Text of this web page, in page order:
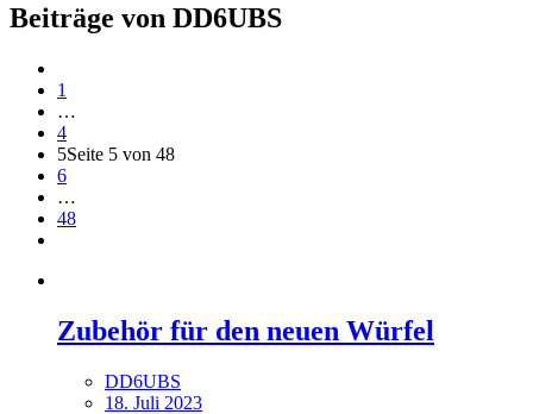
Beiträge von DD6UBS
1
…
4
5Seite 5 von 48
6
…
48
Zubehör für den neuen Würfel
DD6UBS
18. Juli 2023